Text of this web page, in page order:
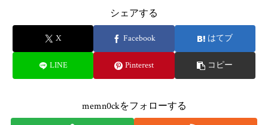
シェアする
X Facebook はてブ
LINE Pinterest コピー
memn0ckをフォローする